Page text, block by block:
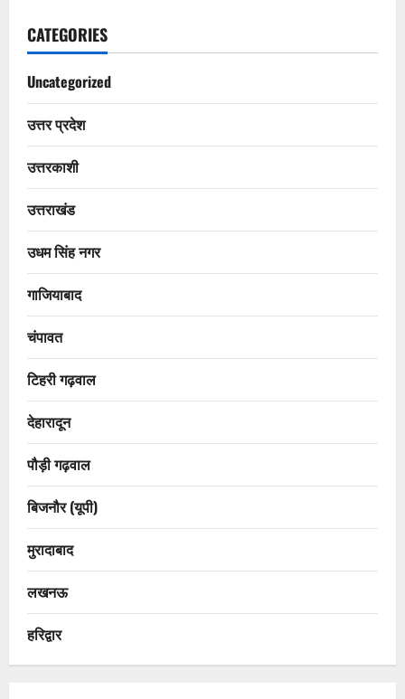
CATEGORIES
Uncategorized
उत्तर प्रदेश
उत्तरकाशी
उत्तराखंड
उधम सिंह नगर
गाजियाबाद
चंपावत
टिहरी गढ़वाल
देहारादून
पौड़ी गढ़वाल
बिजनौर (यूपी)
मुरादाबाद
लखनऊ
हरिद्वार